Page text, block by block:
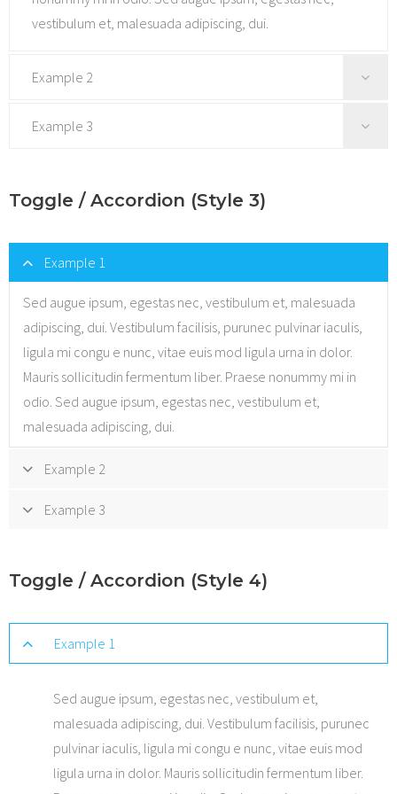
vestibulum et, malesuada adipiscing, dui.
Example 2
Sed augue ipsum, egestas nec, vestibulum et, malesuada
in dolor. Mauris sollicitudin fermentum liber. Praese
Example 3
adipiscing, dui. Vestibulum facilisis, purunec pulvinar
nonummy mi in odio. Sed augue ipsum, egestas nec,
vestibulum et, malesuada adipiscing, dui.
Toggle / Accordion (Style 3)
Example 1
Sed augue ipsum, egestas nec, vestibulum et, malesuada
adipiscing, dui. Vestibulum facilisis, purunec pulvinar iaculis,
ligula mi congu e nunc, vitae euis mod ligula urna in dolor.
Mauris sollicitudin fermentum liber. Praese nonummy mi in
odio. Sed augue ipsum, egestas nec, vestibulum et,
malesuada adipiscing, dui.
Example 2
Sed augue ipsum, egestas nec, vestibulum et, malesuada
Mauris sollicitudin fermentum liber. Praese nonummy mi in
Example 3
adipiscing, dui. Vestibulum facilisis, purunec pulvinar iaculis,
Mauris sollicitudin fermentum liber. Praese nonummy mi in
odio. Sed augue ipsum, egestas nec, vestibulum et,
Toggle / Accordion (Style 4)
Example 1
Sed augue ipsum, egestas nec, vestibulum et,
malesuada adipiscing, dui. Vestibulum facilisis, purunec
pulvinar iaculis, ligula mi congu e nunc, vitae euis mod
ligula urna in dolor. Mauris sollicitudin fermentum liber.